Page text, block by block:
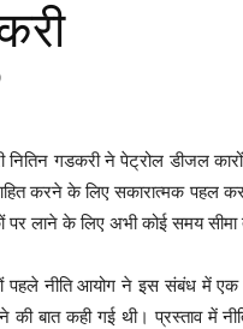
नितिन गडकरी ने पेट्रोल डीजल
करने के लिए सकारात्मक पहल
पर लाने के लिए अभी कोई समय सीमा
पहले नीति आयोग ने इस संबंध में एक
की बात कही गई थी। प्रस्ताव में